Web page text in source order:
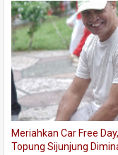
Meriahkan Car Free
Topung Sijunjung